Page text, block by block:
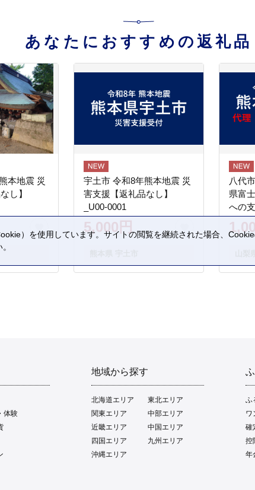
あなたにおすすめの返礼品
本地震 災
し】
宇土市 令和8年熊本地震 災
害支援【返礼品なし】
_U00-0001
5,000円
八代
県富
への
体験
地域から探す
北海道エリア
東北エリア
関東エリア
中部エリア
近畿エリア
中国エリア
四国エリア
九州エリア
沖縄エリア
ふ
ワ
確
控
年
）を使用しています。サイトの閲覧を継続された場合、